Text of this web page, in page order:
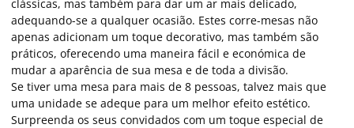
clássicas, mas também para dar um ar mais delicado,
adequando-se a qualquer ocasião. Estes corre-mesas não
apenas adicionam um toque decorativo, mas também são
práticos, oferecendo uma maneira fácil e económica de
mudar a aparência de sua mesa e de toda a divisão.
Se tiver uma mesa para mais de 8 pessoas, talvez mais que
uma unidade se adeque para um melhor efeito estético.
Surpreenda os seus convidados com um toque especial de